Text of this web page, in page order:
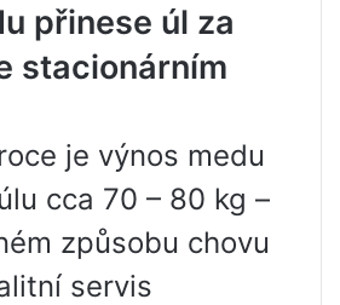
přinese úl za
stacionárním
je výnos medu
cca 70 – 80 kg –
způsobu chovu
servis